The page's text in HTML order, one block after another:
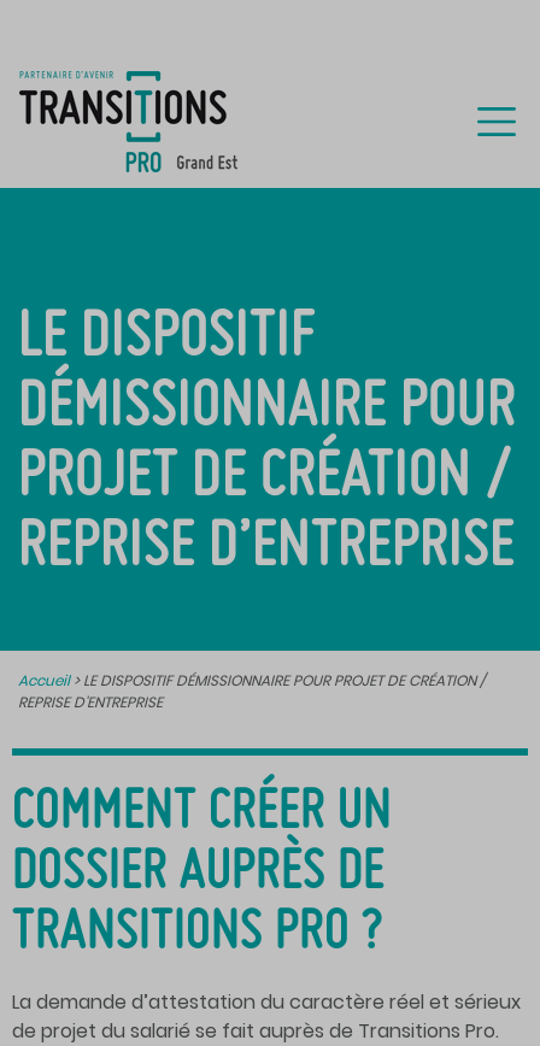
LE DISPOSITIF
DÉMISSIONNAIRE POUR
PROJET DE CRÉATION /
REPRISE D’ENTREPRISE
Accueil>LE DISPOSITIF DÉMISSIONNAIRE POUR PROJET DE CRÉATION /
REPRISE D’ENTREPRISE
COMMENT CRÉER UN
DOSSIER AUPRÈS DE
TRANSITIONS PRO ?
La demande d’attestation du caractère réel et sérieux
de projet du salarié se fait auprès de Transitions Pro.